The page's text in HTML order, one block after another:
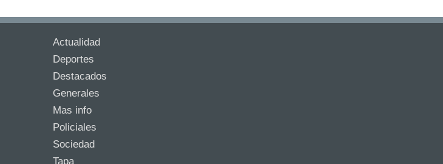
Actualidad
Deportes
Destacados
Generales
Mas info
Policiales
Sociedad
Tapa